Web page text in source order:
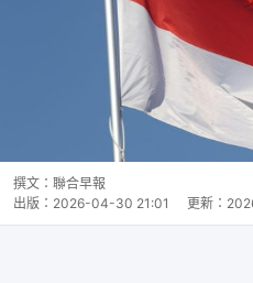
撰文： 聯合早報
出版： 2026-04-30 21:01 更新：